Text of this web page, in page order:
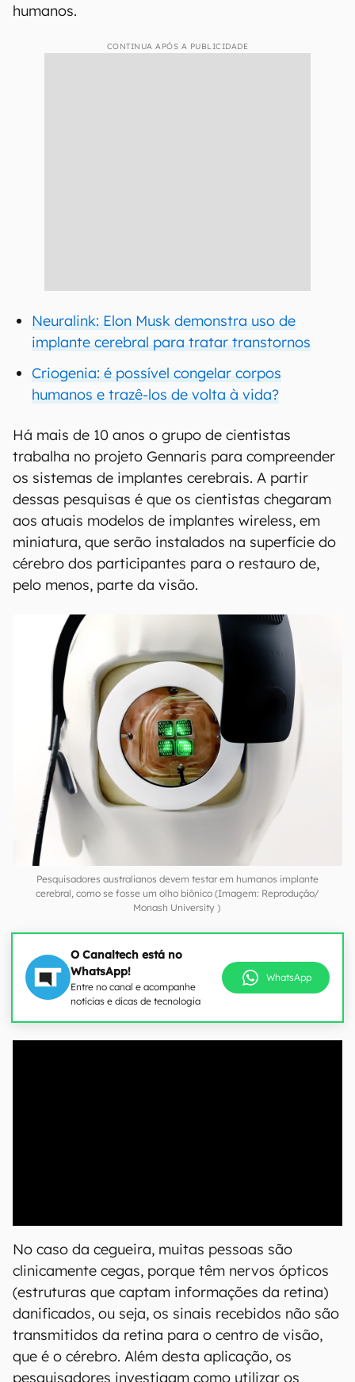
humanos.
CONTINUA APÓS A PUBLICIDADE
Neuralink: Elon Musk demonstra uso de
implante cerebral para tratar transtornos
Criogenia: é possível congelar corpos
humanos e trazê-los de volta à vida?
Há mais de 10 anos o grupo de cientistas
trabalha no projeto Gennaris para compreender
os sistemas de implantes cerebrais. A partir
dessas pesquisas é que os cientistas chegaram
aos atuais modelos de implantes wireless, em
miniatura, que serão instalados na superfície do
cérebro dos participantes para o restauro de,
pelo menos, parte da visão.
Pesquisadores australianos devem testar em humanos implante
cerebral, como se fosse um olho biônico (Imagem: Reprodução/
Monash University )
O Canaltech está no
WhatsApp!
Entre no canal e acompanhe
notícias e dicas de tecnologia
WhatsApp
No caso da cegueira, muitas pessoas são
clinicamente cegas, porque têm nervos ópticos
(estruturas que captam informações da retina)
danificados, ou seja, os sinais recebidos não são
transmitidos da retina para o centro de visão,
que é o cérebro. Além desta aplicação, os
pesquisadores investigam como utilizar os